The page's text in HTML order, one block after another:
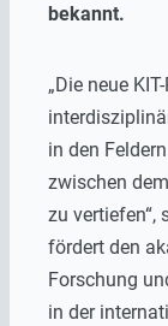
bekannt.
„Die neue
in den
zwischen
zu vertiefen“,
fördert den
Forschung
in der